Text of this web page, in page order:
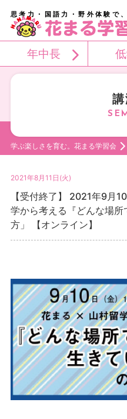
思考力・国語力・野外体験で
年中長
学ぶ楽しさを育む。花まる学習会
2021年8月11日(火)
【受付終了】 2021年9月
学から考える『どんな場
方」 【オンライン】